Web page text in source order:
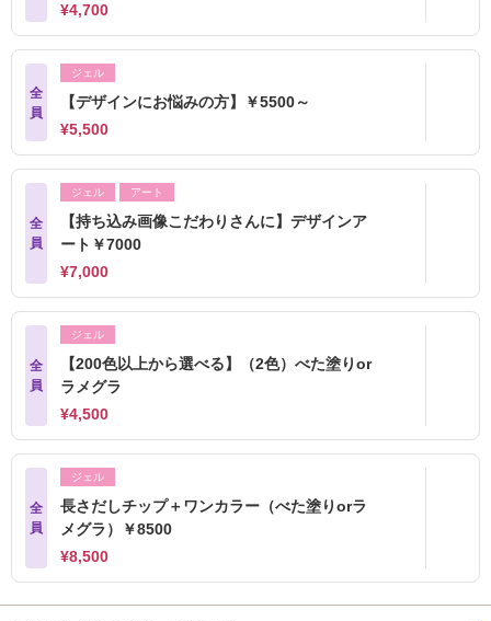
¥4,700
全
員
ジェル
【デザインにお悩みの方】￥5500～
¥5,500
全
員
ジェル アート
【持ち込み画像こだわりさんに】デザインア
ート￥7000
¥7,000
全
員
ジェル
【200色以上から選べる】（2色）べた塗りor
ラメグラ
¥4,500
全
員
ジェル
長さだしチップ＋ワンカラー（べた塗りorラ
メグラ）￥8500
¥8,500